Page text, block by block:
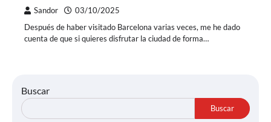
Sandor 03/10/2025
Después de haber visitado Barcelona varias veces, me he dado
cuenta de que si quieres disfrutar la ciudad de forma…
Buscar
Buscar